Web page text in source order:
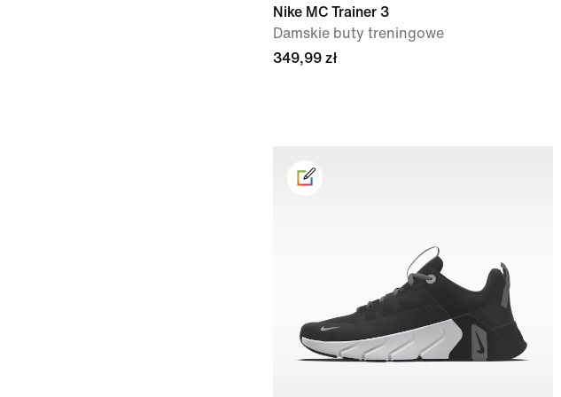
Nike MC Trainer 3
Damskie buty treningowe
349,99 zł